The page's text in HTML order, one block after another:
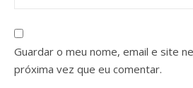
Guardar o meu nome, email e site
próxima vez que eu comentar.